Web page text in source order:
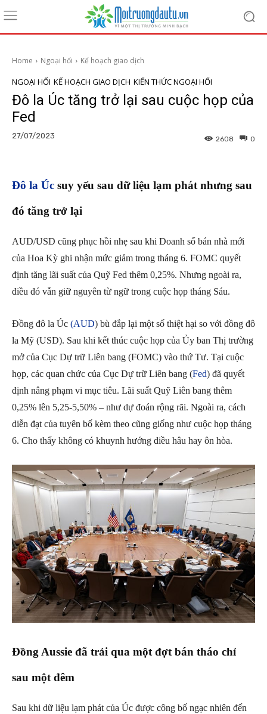
Home Ngoại hối Kế hoạch giao dịch
NGOẠI HỐI KẾ HOẠCH GIAO DỊCH KIẾN THỨC NGOẠI HỐI
Đô la Úc tăng trở lại sau cuộc họp của
Fed
27/07/2023 0
2608
Đô la Úc suy yếu sau dữ liệu lạm phát nhưng sau
đó tăng trở lại
AUD/USD cũng phục hồi nhẹ sau khi Doanh số bán nhà mới
của Hoa Kỳ ghi nhận mức giảm trong tháng 6. FOMC quyết
định tăng lãi suất của Quỹ Fed thêm 0,25%. Nhưng ngoài ra,
điều đó vẫn giữ nguyên từ ngữ trong cuộc họp tháng Sáu.
Đồng đô la Úc (AUD) bù đắp lại một số thiệt hại so với đồng đô
la Mỹ (USD). Sau khi kết thúc cuộc họp của Ủy ban Thị trường
mở của Cục Dự trữ Liên bang (FOMC) vào thứ Tư. Tại cuộc
họp, các quan chức của Cục Dự trữ Liên bang (Fed) đã quyết
định nâng phạm vi mục tiêu. Lãi suất Quỹ Liên bang thêm
0,25% lên 5,25-5,50% – như dự đoán rộng rãi. Ngoài ra, cách
diễn đạt của tuyên bố kèm theo cũng giống như cuộc họp tháng
6. Cho thấy không có khuynh hướng diều hâu hay ôn hòa.
Đồng Aussie đã trải qua một đợt bán tháo chỉ
sau một đêm
Sau khi dữ liệu lạm phát của Úc được công bố ngạc nhiên đến